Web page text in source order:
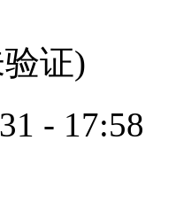
验证)
- 17:58